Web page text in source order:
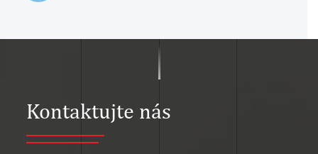
Kontaktujte nás